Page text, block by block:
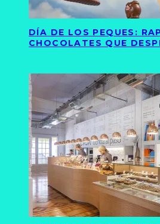
DÍA DE LOS PEQUES:
CHOCOLATES QUE